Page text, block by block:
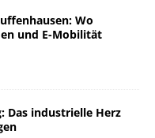
Wo
und E-Mobilität
Das industrielle Herz